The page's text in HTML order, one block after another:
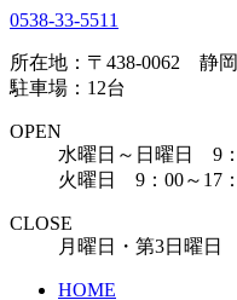
0538-33-5511
所在地：〒438-0062 静
駐車場：12台
OPEN
水曜日～日曜日 9
火曜日 9：00～17
CLOSE
月曜日・第3日曜日
HOME